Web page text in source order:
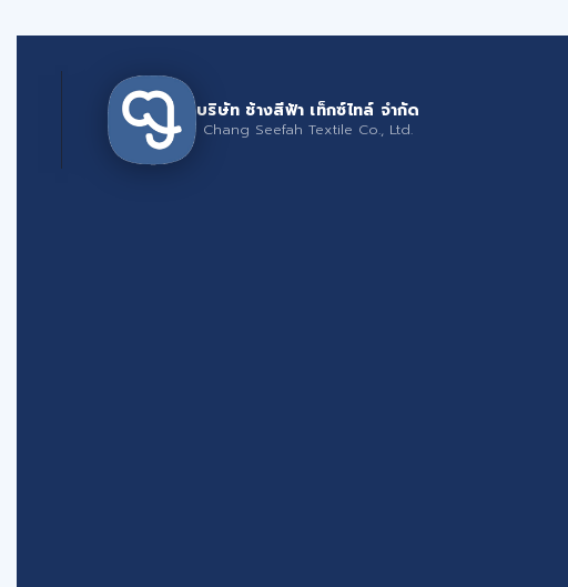
บริษัท ช้างสีฟ้า เท็กซ์ไทล์ จำกัด
Chang Seefah Textile Co., Ltd.